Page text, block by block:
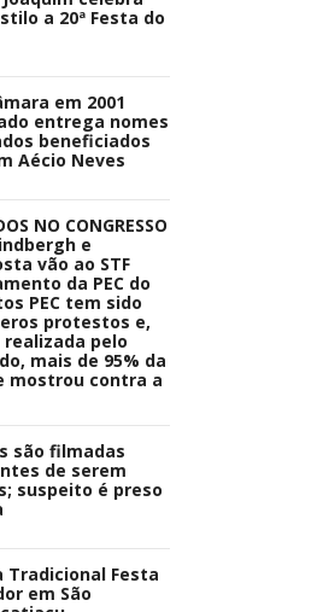
a 20ª Festa do
em 2001
entrega nomes
beneficiados
Aécio Neves
NO CONGRESSO
e
vão ao STF
da PEC do
PEC tem sido
protestos e,
pelo
mais de 95% da
mostrou contra a
são filmadas
de serem
suspeito é preso
Tradicional Festa
em São